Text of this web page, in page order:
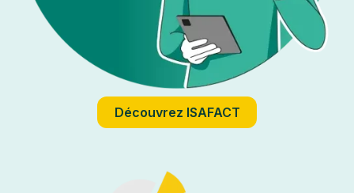
Découvrez ISAFACT